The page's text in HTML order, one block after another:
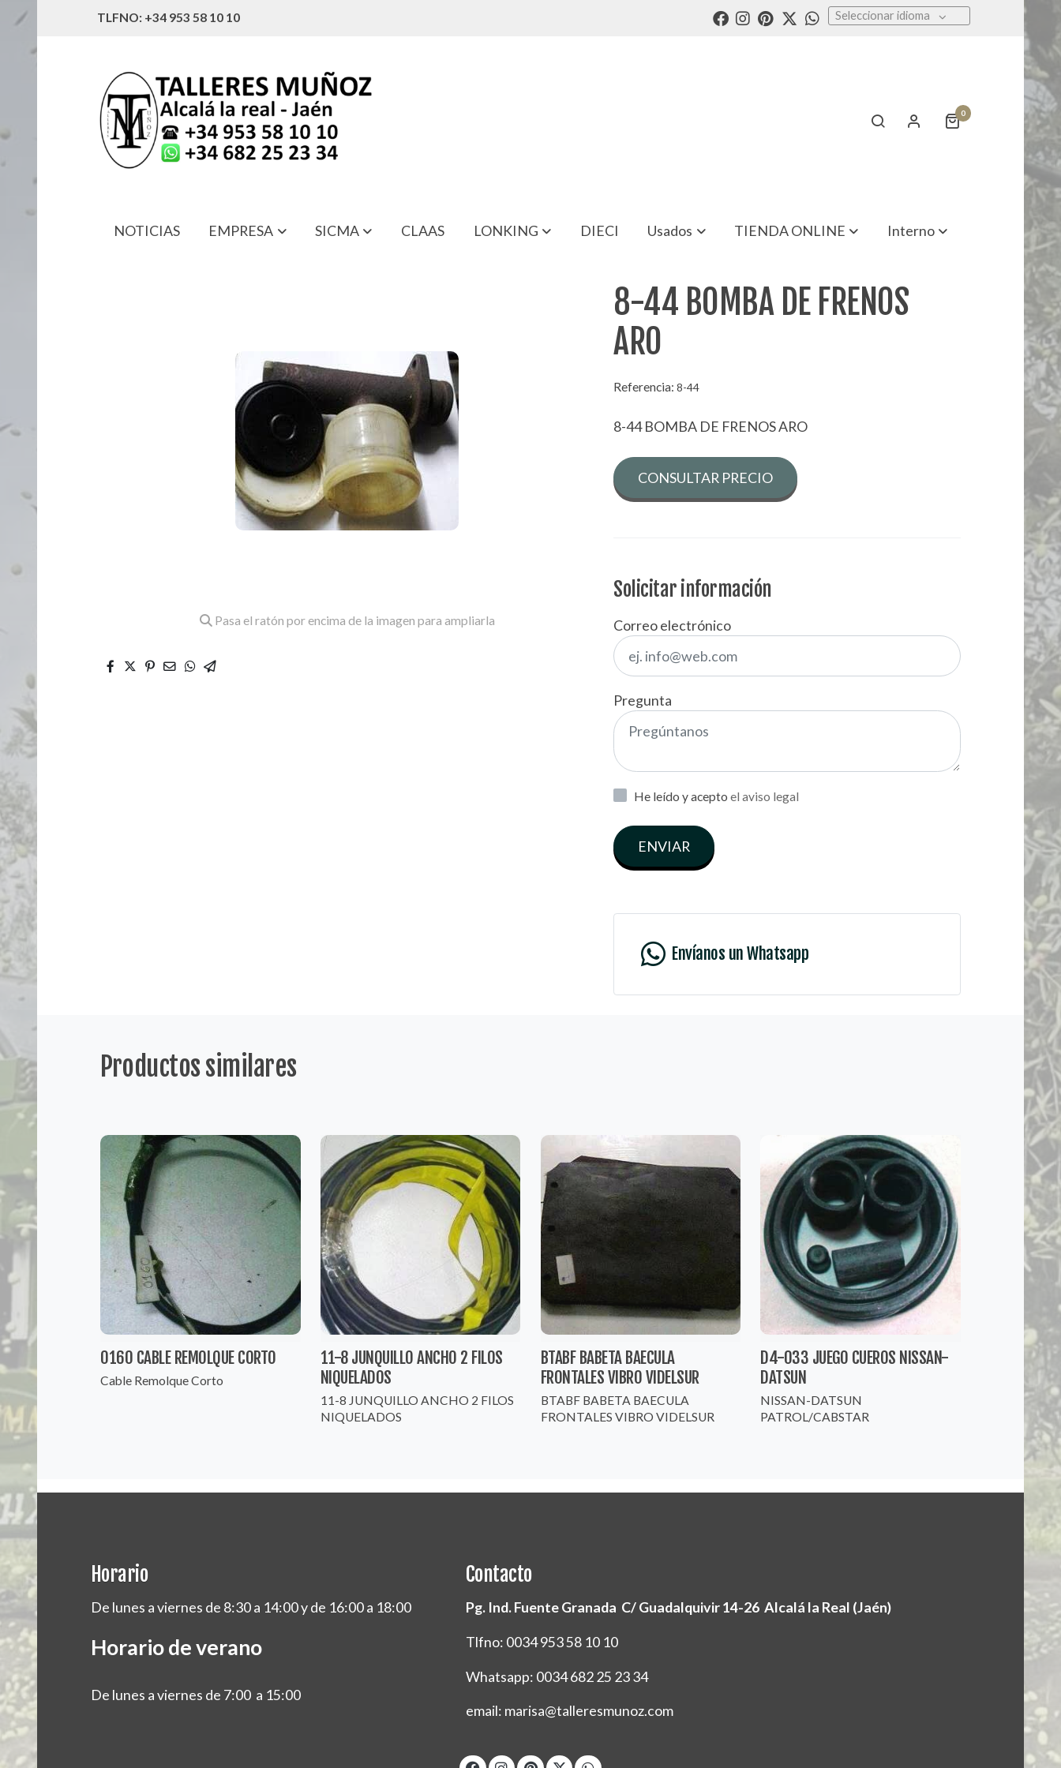
TLFNO: +34 953 58 10 10 Seleccionar idioma
0
NOTICIAS EMPRESA SICMA CLAAS LONKING DIECI Usados TIENDA ONLINE Interno
8-44 BOMBA DE FRENOS ARO
Pasa el ratón por encima de la imagen para ampliarla
8-44 BOMBA DE FRENOS
ARO
Referencia:8-44
8-44 BOMBA DE FRENOS ARO
CONSULTAR PRECIO
Solicitar información
Correo electrónico
Pregunta
He leído y acepto el aviso legal
ENVIAR
Envíanos un Whatsapp
Productos similares
0160 CABLE REMOLQUE CORTO
Cable Remolque Corto
11-8 JUNQUILLO ANCHO 2 FILOS
NIQUELADOS
11-8 JUNQUILLO ANCHO 2 FILOS
NIQUELADOS
BTABF BABETA BAECULA
FRONTALES VIBRO VIDELSUR
BTABF BABETA BAECULA
FRONTALES VIBRO VIDELSUR
D4-033 JUEGO CUEROS NISSAN-
DATSUN
NISSAN-DATSUN
PATROL/CABSTAR
Horario
De lunes a viernes de 8:30 a 14:00 y de 16:00 a 18:00
Horario de verano
De lunes a viernes de 7:00 a 15:00
Contacto
Pg. Ind. Fuente Granada C/ Guadalquivir 14-26 Alcalá la Real (Jaén)
Tlfno: 0034 953 58 10 10
Whatsapp: 0034 682 25 23 34
email: marisa@talleresmunoz.com